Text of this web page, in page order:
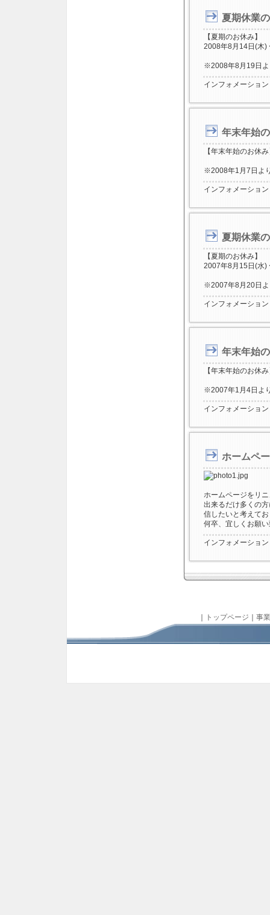
夏期休業
【夏期のお休み】
2008年8月14日(木)
※2008年8月19日よ
インフォメーション
年末年始
【年末年始のお休
※2008年1月7日よ
インフォメーション
夏期休業
【夏期のお休み】
2007年8月15日(水)
※2007年8月20日よ
インフォメーション
年末年始
【年末年始のお休
※2007年1月4日よ
インフォメーション
ホームペ
ホームページをリ
出来るだけ多くの
信したいと考えて
何卒、宜しくお願
インフォメーション
トップページ 事